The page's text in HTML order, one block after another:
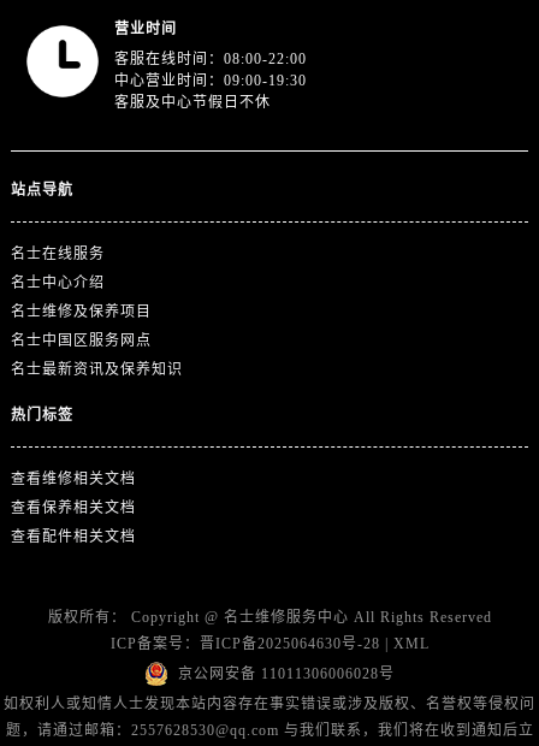
江西省鹰潭市月湖区胜利东路名士售后服务中心（需提前预约）
山东省威海市环翠区新威海路89号振华商厦一楼名表维修名士售后服务中心（需提前预约）
上海市徐汇区虹桥路3号港汇中心2座37层3705室名士售后服务中心（需提前预约）
浙江省嘉兴市南湖区广益路705号嘉兴世界贸易中心A座13层1304室名士售后服务中心（需提前预约）
营业时间
客服在线时间：08:00-22:00
中心营业时间：09:00-19:30
客服及中心节假日不休
站点导航
名士在线服务
名士中心介绍
名士维修及保养项目
名士中国区服务网点
名士最新资讯及保养知识
热门标签
查看维修相关文档
查看保养相关文档
查看配件相关文档
版权所有： Copyright @ 名士维修服务中心 All Rights Reserved
ICP备案号： 晋ICP备2025064630号-28
XML
京公网安备 11011306006028号
如权利人或知情人士发现本站内容存在事实错误或涉及版权、名誉权等侵权问
题，请通过邮箱：2557628530@qq.com 与我们联系，我们将在收到通知后立